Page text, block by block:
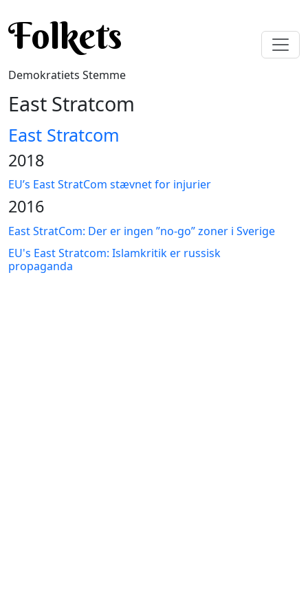
Folkets
Demokratiets Stemme
East Stratcom
East Stratcom
2018
EU’s East StratCom stævnet for injurier
2016
East StratCom: Der er ingen ”no-go” zoner i Sverige
EU's East Stratcom: Islamkritik er russisk
propaganda